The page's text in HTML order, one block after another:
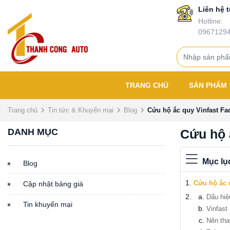
Liên hệ
Hotline:
TRANG CHỦ SẢN PHẨM
Trang chủ Tin tức & Khuyến mại Blog Cứu hộ ắc quy Vinfast
DANH MỤC
Blog
Cập nhật bảng giá
Tin khuyến mại
Cứu hộ
Mục
Cứu hộ ắc
Dấu
Vinfast
Nên